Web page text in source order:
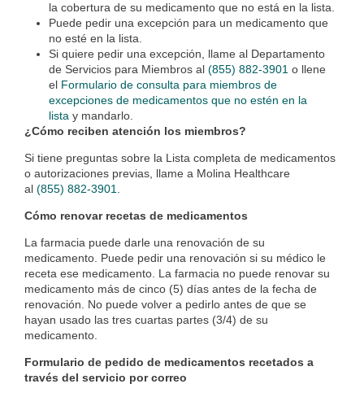
la cobertura de su medicamento que no está en la lista.
Puede pedir una excepción para un medicamento que
no esté en la lista.
Si quiere pedir una excepción, llame al Departamento
de Servicios para Miembros al (855) 882-3901 o llene
el Formulario de consulta para miembros de
excepciones de medicamentos que no estén en la
lista y mandarlo.
¿Cómo reciben atención los miembros?
Si tiene preguntas sobre la Lista completa de medicamentos
o autorizaciones previas, llame a Molina Healthcare
al (855) 882-3901.
Cómo renovar recetas de medicamentos
La farmacia puede darle una renovación de su
medicamento. Puede pedir una renovación si su médico le
receta ese medicamento. La farmacia no puede renovar su
medicamento más de cinco (5) días antes de la fecha de
renovación. No puede volver a pedirlo antes de que se
hayan usado las tres cuartas partes (3/4) de su
medicamento.
Formulario de pedido de medicamentos recetados a
través del servicio por correo